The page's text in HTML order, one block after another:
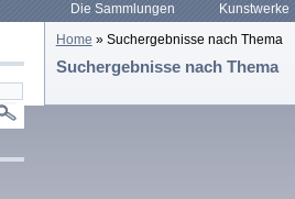
Die Sammlungen Kunstwerke
Home » Suchergebnisse nach Thema
Suchergebnisse nach Thema